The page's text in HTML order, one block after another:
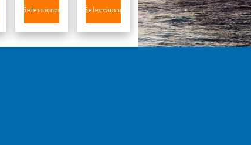
Seleccionar Seleccionar